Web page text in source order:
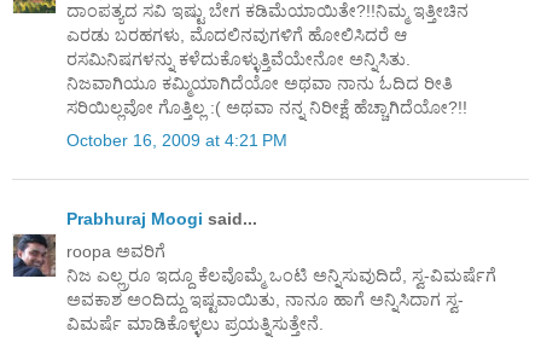
ದಾಂಪತ್ಯದ ಸವಿ ಇಷ್ಟು ಬೇಗ ಕಡಿಮೆಯಾಯಿತೇ?!!ನಿಮ್ಮ ಇತ್ತೀಚಿನ
ಎರಡು ಬರಹಗಳು, ಮೊದಲಿನವುಗಳಿಗೆ ಹೋಲಿಸಿದರೆ ಆ
ರಸಮಿನಿಷಗಳನ್ನು ಕಳೆದುಕೊಳ್ಳುತ್ತಿವೆಯೇನೋ ಅನ್ನಿಸಿತು.
ನಿಜವಾಗಿಯೂ ಕಮ್ಮಿಯಾಗಿದೆಯೋ ಅಥವಾ ನಾನು ಓದಿದ ರೀತಿ
ಸರಿಯಿಲ್ಲವೋ ಗೊತ್ತಿಲ್ಲ :( ಅಥವಾ ನನ್ನ ನಿರೀಕ್ಷೆ ಹೆಚ್ಚಾಗಿದೆಯೋ?!!
October 16, 2009 at 4:21 PM
Prabhuraj Moogi said...
roopa ಅವರಿಗೆ
ನಿಜ ಎಲ್ಲ್ರರೂ ಇದ್ದೂ ಕೆಲವೊಮ್ಮೆ ಒಂಟಿ ಅನ್ನಿಸುವುದಿದೆ, ಸ್ವ-ವಿಮರ್ಷೆಗೆ
ಅವಕಾಶ ಅಂದಿದ್ದು ಇಷ್ಟವಾಯಿತು, ನಾನೂ ಹಾಗೆ ಅನ್ನಿಸಿದಾಗ ಸ್ವ-
ವಿಮರ್ಷೆ ಮಾಡಿಕೊಳ್ಳಲು ಪ್ರಯತ್ನಿಸುತ್ತೇನೆ.